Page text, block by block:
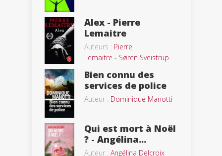
Alex - Pierre
Lemaitre
Auteurs : Pierre
Lemaitre - Søren Sveistrup
Bien connu des
services de police
Auteur : Dominique Manotti
Qui est mort à Noël
? - Angélina...
Auteur : Angélina Delcroix